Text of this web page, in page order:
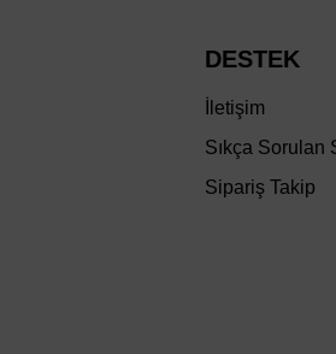
DESTEK
İletişim
Sıkça Sorulan
Sipariş Takip